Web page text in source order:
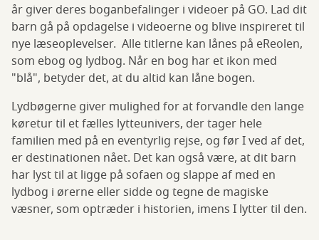
år giver deres boganbefalinger i videoer på GO. Lad dit
barn gå på opdagelse i videoerne og blive inspireret til
nye læseoplevelser. Alle titlerne kan lånes på eReolen,
som ebog og lydbog. Når en bog har et ikon med
"blå", betyder det, at du altid kan låne bogen.
Lydbøgerne giver mulighed for at forvandle den lange
køretur til et fælles lytteunivers, der tager hele
familien med på en eventyrlig rejse, og før I ved af det,
er destinationen nået. Det kan også være, at dit barn
har lyst til at ligge på sofaen og slappe af med en
lydbog i ørerne eller sidde og tegne de magiske
væsner, som optræder i historien, imens I lytter til den.